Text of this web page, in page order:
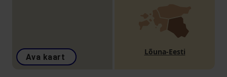
Ava kaart
Lõuna-Eesti